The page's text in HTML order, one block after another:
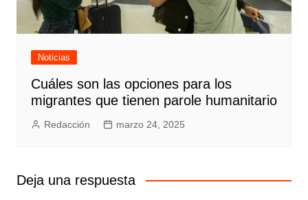
Noticias
Cuáles son las opciones para los
migrantes que tienen parole humanitario
Redacción marzo 24, 2025
Deja una respuesta